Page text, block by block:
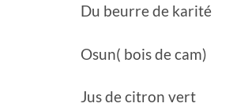
Du beurre de karité
Osun( bois de cam)
Jus de citron vert